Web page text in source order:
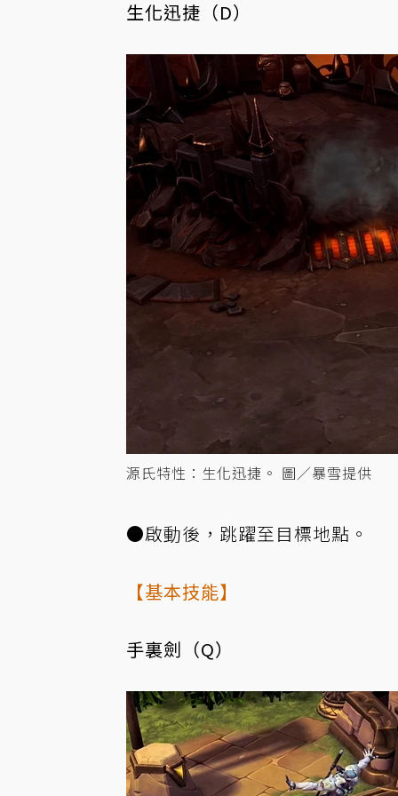
生化迅捷（D）
源氏特性：生化迅捷。 圖／暴雪提供
●啟動後，跳躍至目標地點。
【基本技能】
手裏劍（Q）